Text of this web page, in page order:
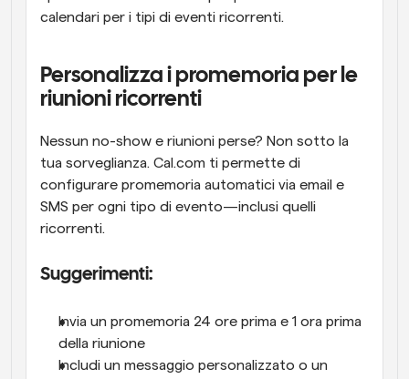
calendari per i tipi di eventi ricorrenti.
Personalizza i promemoria per le
riunioni ricorrenti
Nessun no-show e riunioni perse? Non sotto la
tua sorveglianza. Cal.com ti permette di
configurare promemoria automatici via email e
SMS per ogni tipo di evento—inclusi quelli
ricorrenti.
Suggerimenti:
Invia un promemoria 24 ore prima e 1 ora prima
della riunione
Includi un messaggio personalizzato o un